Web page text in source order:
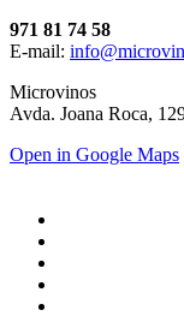
971 81 74 58
E-mail:
Microvinos
Avda. Joana Roca,
Open in Google Maps